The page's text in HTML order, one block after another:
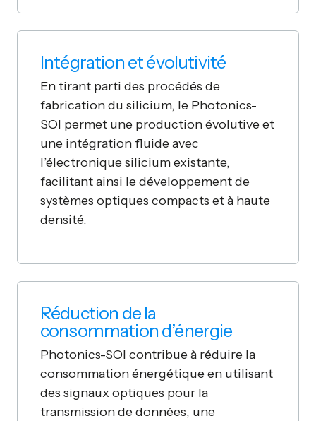
Intégration et évolutivité
En tirant parti des procédés de
fabrication du silicium, le Photonics-
SOI permet une production évolutive et
une intégration fluide avec
l’électronique silicium existante,
facilitant ainsi le développement de
systèmes optiques compacts et à haute
densité.
Réduction de la
consommation d’énergie
Photonics-SOI contribue à réduire la
consommation énergétique en utilisant
des signaux optiques pour la
transmission de données, une